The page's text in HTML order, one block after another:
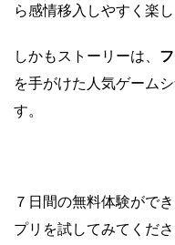
ら感情移入しやすく楽
しかもストーリーは、
を手がけた人気ゲーム
す。
７日間の無料体験がで
プリを試してみてくださ